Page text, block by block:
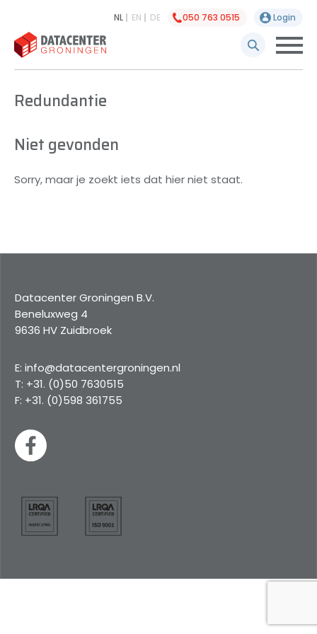
NL EN DE 050 763 0515 Login
Redundantie
Niet gevonden
Sorry, maar je zoekt iets dat hier niet staat.
Datacenter Groningen B.V.
Beneluxweg 4
9636 HV Zuidbroek
E: info@datacentergroningen.nl
T: +31. (0)50 7630515
F: +31. (0)598 361755